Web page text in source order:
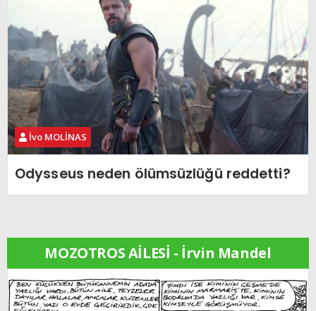
İvo MOLİNAS
Odysseus neden ölümsüzlüğü reddetti?
MOZOTROS AİLESİ - İrvin Mandel